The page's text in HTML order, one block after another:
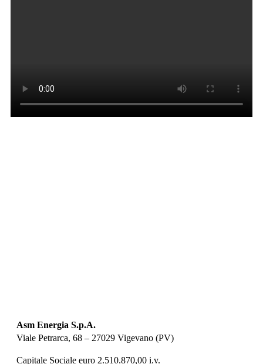
Asm Energia S.p.A.
Viale Petrarca, 68 – 27029 Vigevano (PV)
Capitale Sociale euro 2.510.870,00 i.v.